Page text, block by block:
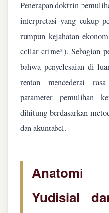
Penerapan doktrin
interpretasi yang cukup
rumpun kejahatan
collar crime*). Sebagian
bahwa penyelesaian di
rentan mencederai
parameter pemulihan
dihitung berdasarkan
dan akuntabel.
Anatomi
Yudisial